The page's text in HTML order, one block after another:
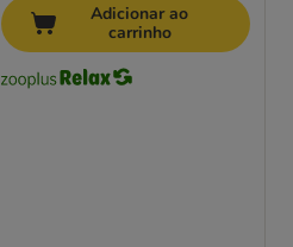
Adicionar ao
carrinho